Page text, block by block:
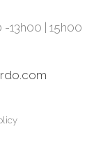
13h00 | 15h00